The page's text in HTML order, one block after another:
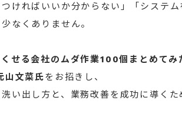
ければいいか分からない」「システ
なくありません。
せる会社のムダ作業100個まとめてみ
山文菜氏をお招きし、
い出し方と、業務改善を成功に導く